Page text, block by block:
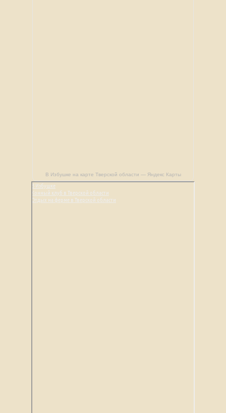
В Избушке на карте Тверской области — Яндекс Карты
В Избушке
Конный клуб в Тверской области
Отдых на ферме в Тверской области